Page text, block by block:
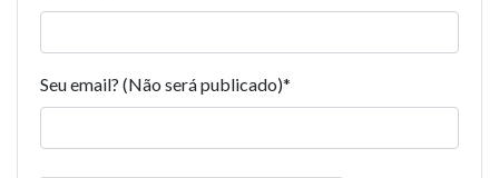
Seu email? (Não será publicado)*